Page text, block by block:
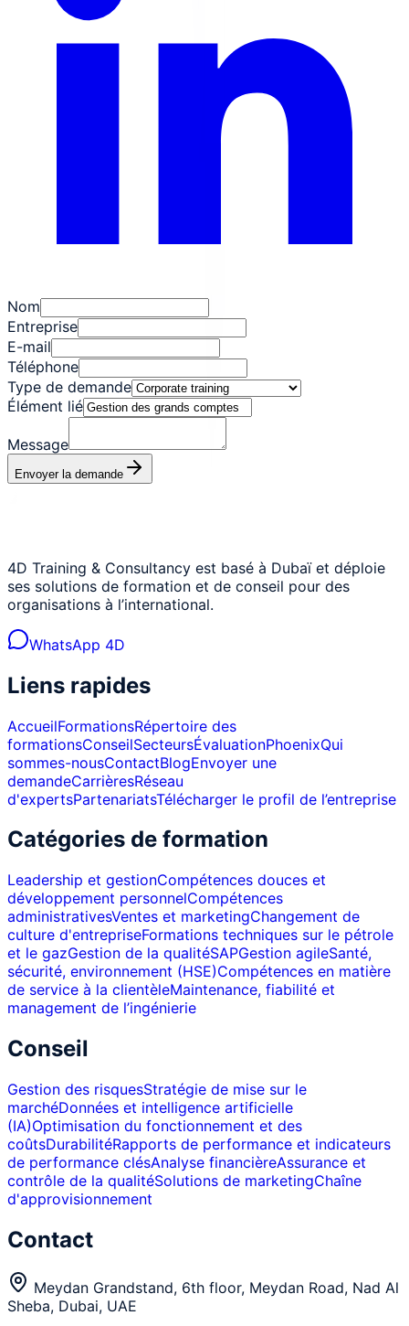
Nom
Entreprise
E-mail
Téléphone
Type de demande
Élément lié
Message
Envoyer la demande
4D Training & Consultancy est basé à Dubaï et déploie
ses solutions de formation et de conseil pour des
organisations à l’international.
WhatsApp 4D
Liens rapides
AccueilFormationsRépertoire des
formationsConseilSecteursÉvaluationPhoenixQui
sommes-nousContactBlogEnvoyer une
demandeCarrièresRéseau
d'expertsPartenariatsTélécharger le profil de l’entreprise
Catégories de formation
Leadership et gestionCompétences douces et
développement personnelCompétences
administrativesVentes et marketingChangement de
culture d'entrepriseFormations techniques sur le pétrole
et le gazGestion de la qualitéSAPGestion agileSanté,
sécurité, environnement (HSE)Compétences en matière
de service à la clientèleMaintenance, fiabilité et
management de l’ingénierie
Conseil
Gestion des risquesStratégie de mise sur le
marchéDonnées et intelligence artificielle
(IA)Optimisation du fonctionnement et des
coûtsDurabilitéRapports de performance et indicateurs
de performance clésAnalyse financièreAssurance et
contrôle de la qualitéSolutions de marketingChaîne
d'approvisionnement
Contact
Meydan Grandstand, 6th floor, Meydan Road, Nad Al
Sheba, Dubai, UAE